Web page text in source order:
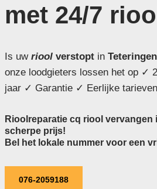
met 24/7
Is uw rioolverstoptin Teteringen
onze loodgieters lossen het op ✓
jaar ✓ Garantie ✓ Eerlijke
Rioolreparatie cq riool vervangen
scherpe prijs!
Bel het lokale nummer voor een
076-2059188